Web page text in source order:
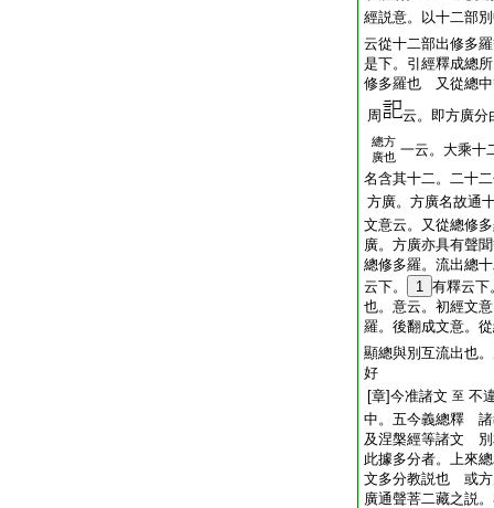
經説意。以十二部
云從十二部出修多
是下。引經釋成總
修多羅也 又從總中
周
云。即方廣分
總方
廣也 一云。大乘十
名含其十二。二十
方廣。方廣名故通
文意云。又從總修
廣。方廣亦具有聲
總修多羅。流出總
云下。
1 有釋云下
也。意云。初經文
羅。後翻成文意。
顯總與別互流出也
好
[章]今准諸文 至 不
中。五今義總釋 諸
及涅槃經等諸文
此據多分者。上來
文多分教説也 或方
廣通聲菩二藏之説